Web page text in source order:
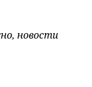
новости